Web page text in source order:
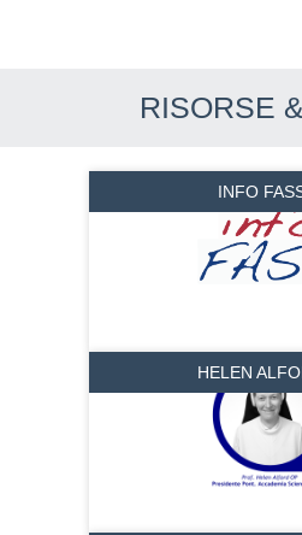
RISORSE
INFO
HELEN